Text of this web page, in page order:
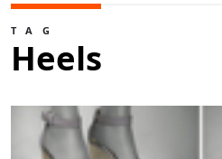
TAG
Heels